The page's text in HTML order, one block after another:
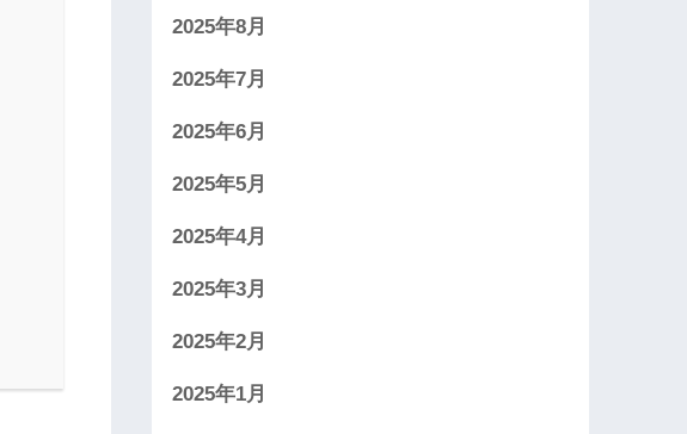
2025年8月
2025年7月
2025年6月
2025年5月
2025年4月
2025年3月
2025年2月
2025年1月